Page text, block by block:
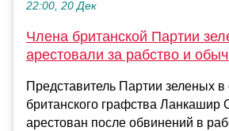
22:00, 20 Дек
Члена британской Партии
арестовали за рабство и
Представитель Партии зеленых в
британского графства Ланкашир
арестован после обвинений в